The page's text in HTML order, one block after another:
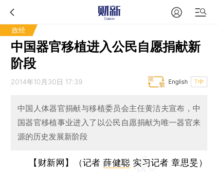
政经
中国器官移植进入公民自愿捐献新
阶段
2014年10月30日 17:39 T中
English
中国人体器官捐献与移植委员会主任黄洁夫宣布，中
国器官移植事业进入了以公民自愿捐献为唯一器官来
源的历史发展新阶段
【财新网】（记者薛健聪 实习记者 章思旻）